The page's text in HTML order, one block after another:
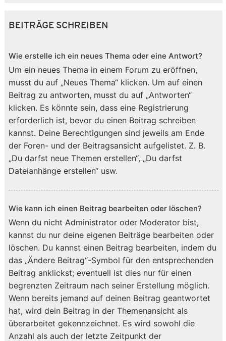
BEITRÄGE SCHREIBEN
Wie erstelle ich ein neues Thema oder eine Antwort?
Um ein neues Thema in einem Forum zu eröffnen,
musst du auf „Neues Thema“ klicken. Um auf einen
Beitrag zu antworten, musst du auf „Antworten“
klicken. Es könnte sein, dass eine Registrierung
erforderlich ist, bevor du einen Beitrag schreiben
kannst. Deine Berechtigungen sind jeweils am Ende
der Foren- und der Beitragsansicht aufgelistet. Z. B.
„Du darfst neue Themen erstellen“, „Du darfst
Dateianhänge erstellen“ usw.
Wie kann ich einen Beitrag bearbeiten oder löschen?
Wenn du nicht Administrator oder Moderator bist,
kannst du nur deine eigenen Beiträge bearbeiten oder
löschen. Du kannst einen Beitrag bearbeiten, indem du
das „Ändere Beitrag“-Symbol für den entsprechenden
Beitrag anklickst; eventuell ist dies nur für einen
begrenzten Zeitraum nach seiner Erstellung möglich.
Wenn bereits jemand auf deinen Beitrag geantwortet
hat, wird dein Beitrag in der Themenansicht als
überarbeitet gekennzeichnet. Es wird sowohl die
Anzahl als auch der letzte Zeitpunkt der